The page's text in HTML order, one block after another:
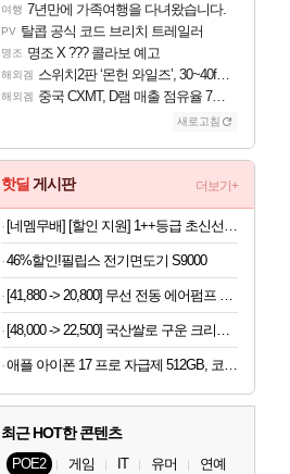
여행 7년만에 가족여행을 다녀왔습니다.
PV 탈콥 공식 코드 브리치 트레일러
명조 명조 X ??? 콜라보 예고
해외겜 스위치2판 ‘몬헌 와일즈’, 30~40fps 목표 추정
해외겜 중국 CXMT, D램 매출 점유율 7%…글로벌 4위로 부상
새로고침
핫딜 게시판 더보기+
46%할인!필립스 전기면도기 S9000
애플 아이폰 17 프로 자급제 512GB, 코스믹 오렌지
최근 HOT한 콘텐츠
POE2 게임 IT 유머 연예